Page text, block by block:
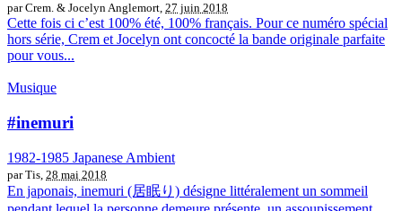
par Crem. & Jocelyn Anglemort, 27 juin 2018
Cette fois ci c’est 100% été, 100% français. Pour ce numéro spécial
hors série, Crem et Jocelyn ont concocté la bande originale parfaite
pour vous...
Musique
#inemuri
1982-1985 Japanese Ambient
par Tis, 28 mai 2018
En japonais, inemuri (居眠り) désigne littéralement un sommeil